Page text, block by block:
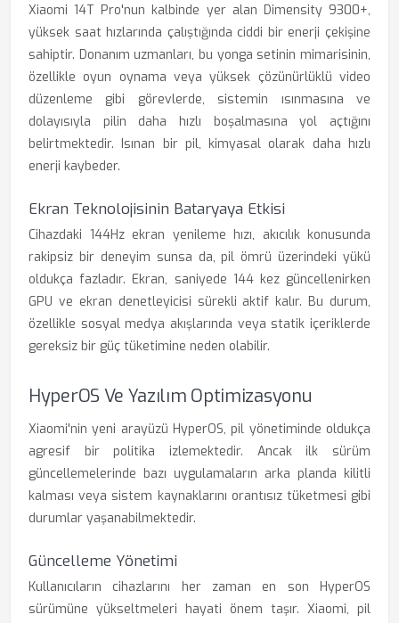
Xiaomi 14T Pro'nun kalbinde yer alan Dimensity 9300+,
yüksek saat hızlarında çalıştığında ciddi bir enerji çekişine
sahiptir. Donanım uzmanları, bu yonga setinin mimarisinin,
özellikle oyun oynama veya yüksek çözünürlüklü video
düzenleme gibi görevlerde, sistemin ısınmasına ve
dolayısıyla pilin daha hızlı boşalmasına yol açtığını
belirtmektedir. Isınan bir pil, kimyasal olarak daha hızlı
enerji kaybeder.
Ekran Teknolojisinin Bataryaya Etkisi
Cihazdaki 144Hz ekran yenileme hızı, akıcılık konusunda
rakipsiz bir deneyim sunsa da, pil ömrü üzerindeki yükü
oldukça fazladır. Ekran, saniyede 144 kez güncellenirken
GPU ve ekran denetleyicisi sürekli aktif kalır. Bu durum,
özellikle sosyal medya akışlarında veya statik içeriklerde
gereksiz bir güç tüketimine neden olabilir.
HyperOS Ve Yazılım Optimizasyonu
Xiaomi'nin yeni arayüzü HyperOS, pil yönetiminde oldukça
agresif bir politika izlemektedir. Ancak ilk sürüm
güncellemelerinde bazı uygulamaların arka planda kilitli
kalması veya sistem kaynaklarını orantısız tüketmesi gibi
durumlar yaşanabilmektedir.
Güncelleme Yönetimi
Kullanıcıların cihazlarını her zaman en son HyperOS
sürümüne yükseltmeleri hayati önem taşır. Xiaomi, pil